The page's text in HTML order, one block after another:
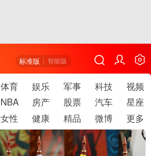
标准版 智能版
体育 娱乐 军事 科技
视频
NBA 房产 股票 汽车
星座
女性 健康 精品 微博 更多